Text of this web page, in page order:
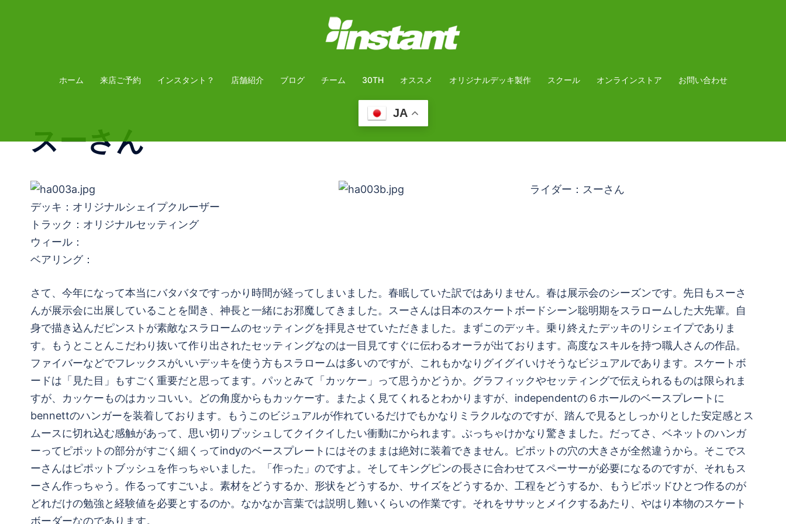
ホーム 来店ご予約 インスタント？ 店舗紹介 ブログ チーム 30TH オススメ オリジナルデッキ製作 スクール オンラインストア お問い合わせ
JA
スーさん
ライダー：スーさん
デッキ：オリジナルシェイプクルーザー
トラック：オリジナルセッティング
ウィール：
ベアリング：
さて、今年になって本当にバタバタですっかり時間が経ってしまいました。春眠していた訳ではありません。春は展示会のシーズンです。先日もスーさ
んが展示会に出展していることを聞き、神長と一緒にお邪魔してきました。スーさんは日本のスケートボードシーン聡明期をスラロームした大先輩。自
身で描き込んだピンストが素敵なスラロームのセッティングを拝見させていただきました。まずこのデッキ。乗り終えたデッキのリシェイプでありま
す。もうとことんこだわり抜いて作り出されたセッティングなのは一目見てすぐに伝わるオーラが出ております。高度なスキルを持つ職人さんの作品。
ファイバーなどでフレックスがいいデッキを使う方もスラロームは多いのですが、これもかなりグイグイいけそうなビジュアルであります。スケートボ
ードは「見た目」もすごく重要だと思ってます。パッとみて「カッケー」って思うかどうか。グラフィックやセッティングで伝えられるものは限られま
すが、カッケーものはカッコいい。どの角度からもカッケーす。またよく見てくれるとわかりますが、independentの６ホールのベースプレートに
bennettのハンガーを装着しております。もうこのビジュアルが作れているだけでもかなりミラクルなのですが、踏んで見るとしっかりとした安定感とス
ムースに切れ込む感触があって、思い切りプッシュしてクイクイしたい衝動にかられます。ぶっちゃけかなり驚きました。だってさ、ベネットのハンガ
ーってピポットの部分がすごく細くってindyのベースプレートにはそのままは絶対に装着できません。ピポットの穴の大きさが全然違うから。そこでス
ーさんはピポットブッシュを作っちゃいました。「作った」のですよ。そしてキングピンの長さに合わせてスペーサーが必要になるのですが、それもス
ーさん作っちゃう。作るってすごいよ。素材をどうするか、形状をどうするか、サイズをどうするか、工程をどうするか、もうピポッドひとつ作るのが
どれだけの勉強と経験値を必要とするのか。なかなか言葉では説明し難いくらいの作業です。それをササッとメイクするあたり、やはり本物のスケート
ボーダーなのであります。